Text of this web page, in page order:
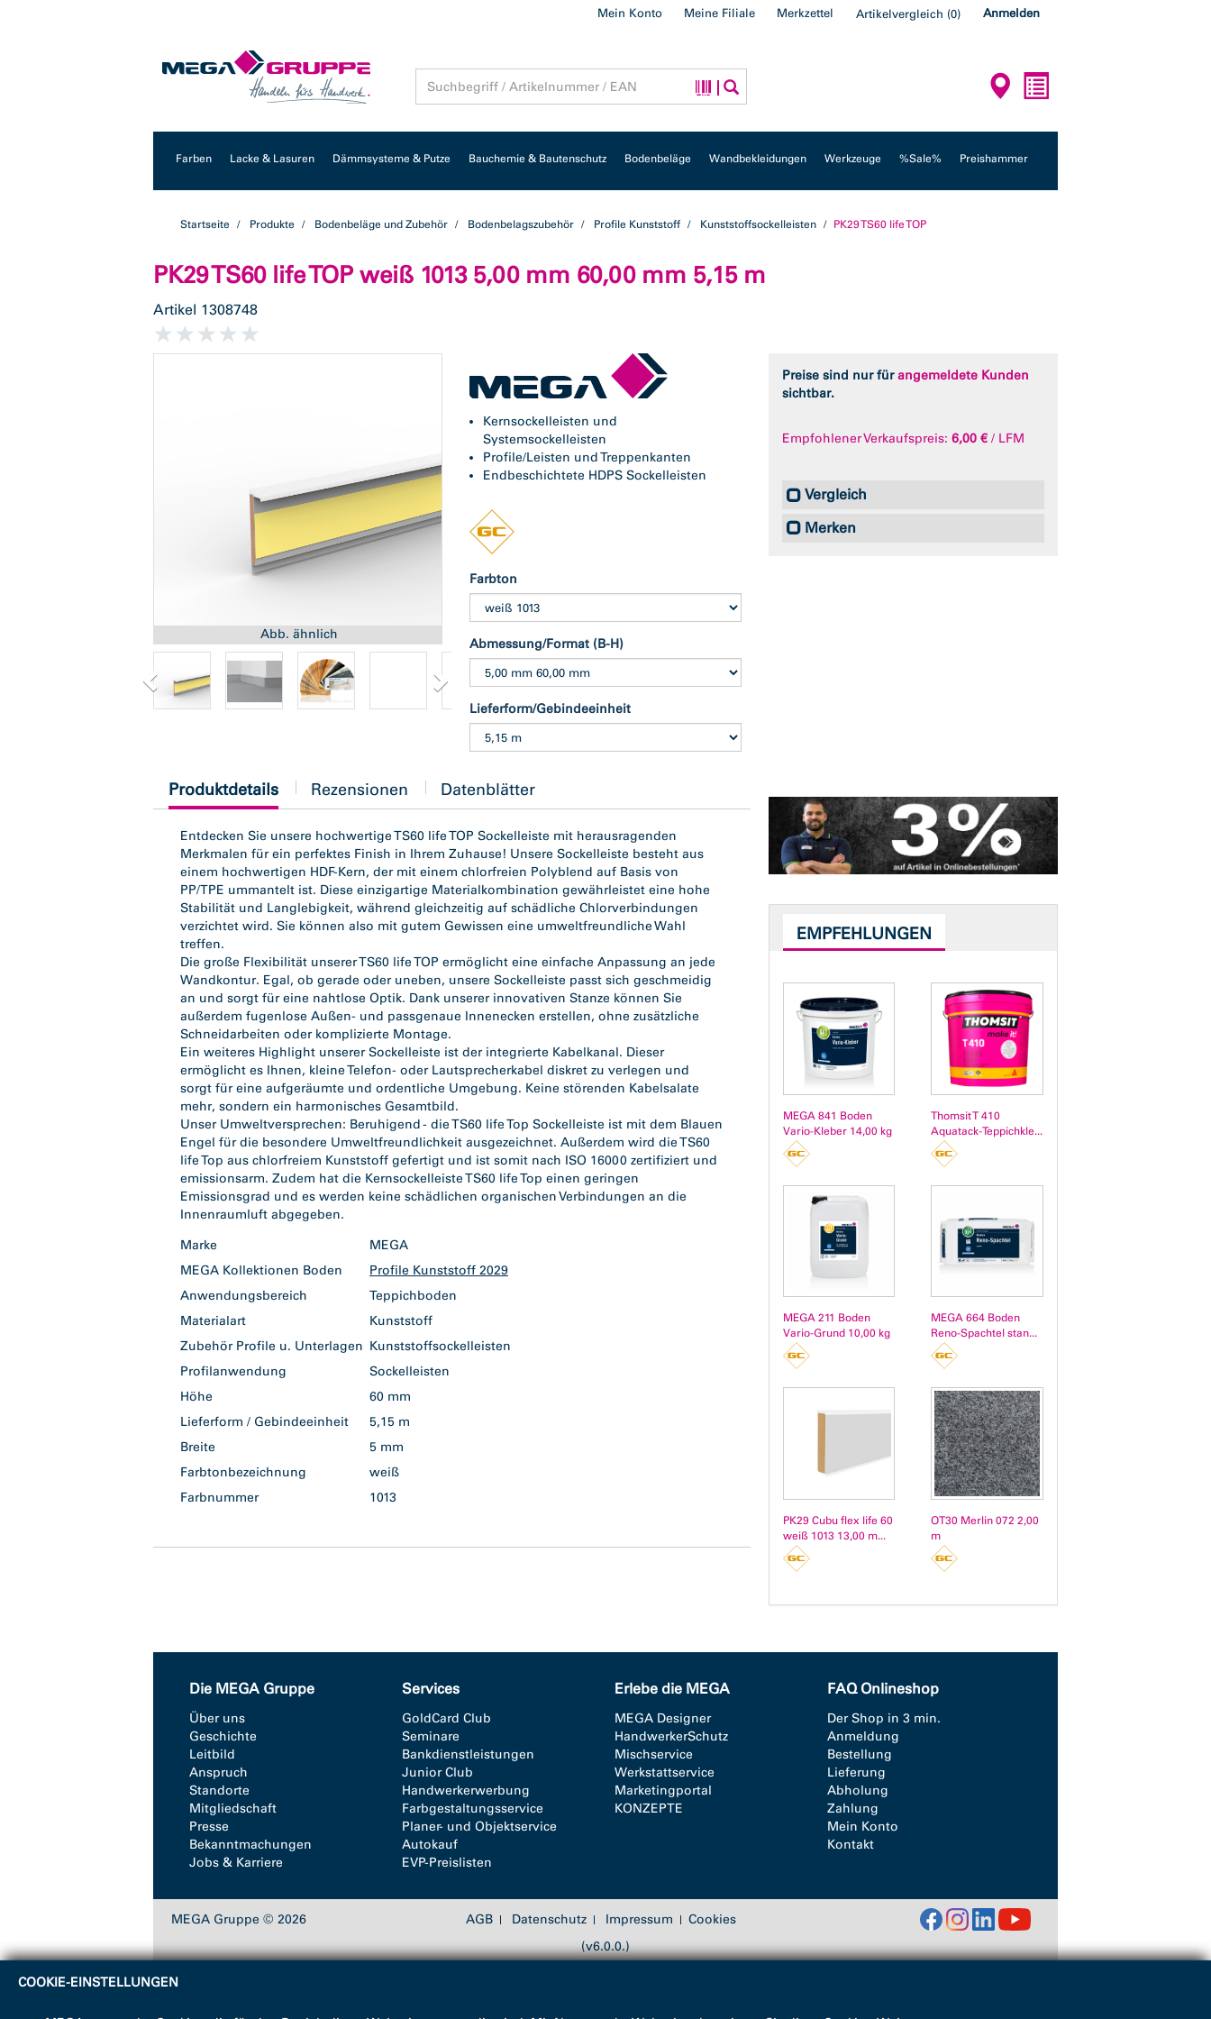
Mein Konto Meine Filiale Merkzettel Artikelvergleich (0) Anmelden
Farben Lacke & Lasuren Dämmsysteme & Putze Bauchemie & Bautenschutz Bodenbeläge Wandbekleidungen Werkzeuge %Sale% Preishammer
Startseite Produkte Bodenbeläge und Zubehör Bodenbelagszubehör Profile Kunststoff Kunststoffsockelleisten PK29 TS60 life TOP
PK29 TS60 life TOP weiß 1013 5,00 mm 60,00 mm 5,15 m
Artikel 1308748
Abb. ähnlich
Kernsockelleisten und
Systemsockelleisten
Profile/Leisten und Treppenkanten
Endbeschichtete HDPS Sockelleisten
Farbton
Abmessung/Format (B-H)
Lieferform/Gebindeeinheit
Preise sind nur fürangemeldete Kunden
sichtbar.
Empfohlener Verkaufspreis: 6,00 € / LFM
Vergleich
Merken
current
tab:
Produktdetails Rezensionen Datenblätter
Entdecken Sie unsere hochwertige TS60 life TOP Sockelleiste mit herausragenden
Merkmalen für ein perfektes Finish in Ihrem Zuhause! Unsere Sockelleiste besteht aus
einem hochwertigen HDF-Kern, der mit einem chlorfreien Polyblend auf Basis von
PP/TPE ummantelt ist. Diese einzigartige Materialkombination gewährleistet eine hohe
Stabilität und Langlebigkeit, während gleichzeitig auf schädliche Chlorverbindungen
verzichtet wird. Sie können also mit gutem Gewissen eine umweltfreundliche Wahl
treffen.
Die große Flexibilität unserer TS60 life TOP ermöglicht eine einfache Anpassung an jede
Wandkontur. Egal, ob gerade oder uneben, unsere Sockelleiste passt sich geschmeidig
an und sorgt für eine nahtlose Optik. Dank unserer innovativen Stanze können Sie
außerdem fugenlose Außen- und passgenaue Innenecken erstellen, ohne zusätzliche
Schneidarbeiten oder komplizierte Montage.
Ein weiteres Highlight unserer Sockelleiste ist der integrierte Kabelkanal. Dieser
ermöglicht es Ihnen, kleine Telefon- oder Lautsprecherkabel diskret zu verlegen und
sorgt für eine aufgeräumte und ordentliche Umgebung. Keine störenden Kabelsalate
mehr, sondern ein harmonisches Gesamtbild.
Unser Umweltversprechen: Beruhigend - die TS60 life Top Sockelleiste ist mit dem Blauen
Engel für die besondere Umweltfreundlichkeit ausgezeichnet. Außerdem wird die TS60
life Top aus chlorfreiem Kunststoff gefertigt und ist somit nach ISO 16000 zertifiziert und
emissionsarm. Zudem hat die Kernsockelleiste TS60 life Top einen geringen
Emissionsgrad und es werden keine schädlichen organischen Verbindungen an die
Marke
MEGA
MEGA Kollektionen Boden
Profile Kunststoff 2029
Anwendungsbereich
Teppichboden
Materialart
Kunststoff
Zubehör Profile u. Unterlagen Kunststoffsockelleisten
Profilanwendung
Sockelleisten
Höhe
60 mm
Lieferform / Gebindeeinheit
5,15 m
Breite
5 mm
Farbtonbezeichnung
weiß
Farbnummer
1013
EMPFEHLUNGEN
MEGA 841 Boden
Vario-Kleber 14,00 kg
Thomsit T 410
Aquatack-Teppichkle...
MEGA 211 Boden
Vario-Grund 10,00 kg
MEGA 664 Boden
Reno-Spachtel stan...
PK29 Cubu flex life 60
weiß 1013 13,00 m...
OT30 Merlin 072 2,00
m
Die MEGA Gruppe
Über uns
Geschichte
Leitbild
Anspruch
Standorte
Mitgliedschaft
Presse
Bekanntmachungen
Jobs & Karriere
Services
GoldCard Club
Seminare
Bankdienstleistungen
Junior Club
Handwerkerwerbung
Farbgestaltungsservice
Planer- und Objektservice
Autokauf
EVP-Preislisten
Erlebe die MEGA
MEGA Designer
HandwerkerSchutz
Mischservice
Werkstattservice
Marketingportal
KONZEPTE
FAQ Onlineshop
Der Shop in 3 min.
Anmeldung
Bestellung
Lieferung
Abholung
Zahlung
Mein Konto
Kontakt
MEGA Gruppe © 2026 AGB Datenschutz Impressum
Cookies
(v6.0.0.)
COOKIE-EINSTELLUNGEN